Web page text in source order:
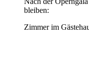
bleiben:
Zimmer im